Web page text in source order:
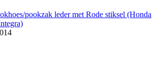
pookzak leder met Rode stiksel (Honda